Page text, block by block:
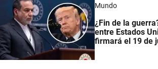
Mundo
¿Fin de la
entre Estados
firmará el 19 de